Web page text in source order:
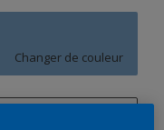
Changer de couleur